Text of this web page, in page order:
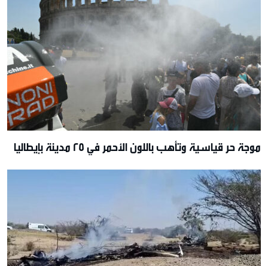
موجة حر قياسية وتأهب باللون الأحمر في 25 مدينة بإيطاليا